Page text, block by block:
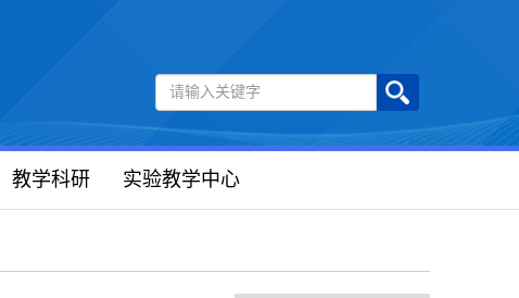
教学科研 实验教学中心